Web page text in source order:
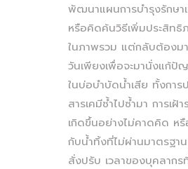
พัฒนาแผนการบำรุงรักษา
หรือคิดค้นวิธีเพิ่มประสิทธิ
ในภาพรวม แต่กลับต้องมา
วันเพียงเพื่อจะมานั่งแก้ปัญ
ในบ่อบำบัดน้ำเสีย ทั้งกา
สารเคมีซ้ำไปซ้ำมา การเฝ้
เกิดขึ้นอย่างไม่คาดคิด หรื
กับน้ำทิ้งที่ไม่ผ่านมาตรฐา
สั่งปรับ เวลาของบุคลากร